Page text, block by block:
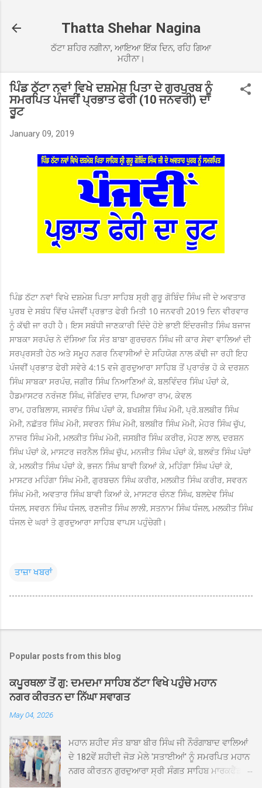
Thatta Shehar Nagina
ਠੱਟਾ ਸ਼ਹਿਰ ਨਗੀਨਾ, ਆਇਆ ਇੱਕ ਦਿਨ, ਰਹਿ ਗਿਆ
ਮਹੀਨਾ।
ਪਿੰਡ ਠੱਟਾ ਨਵਾਂ ਵਿਖੇ ਦਸ਼ਮੇਸ਼ ਪਿਤਾ ਦੇ ਗੁਰਪੁਰਬ ਨੂੰ
ਸਮਰਪਿਤ ਪੰਜਵੀਂ ਪ੍ਰਭਾਤ ਫੇਰੀ (10 ਜਨਵਰੀ) ਦਾ
ਰੂਟ
January 09, 2019
ਪਿੰਡ ਠੱਟਾ ਨਵਾਂ ਵਿਖੇ ਦਸ਼ਮੇਸ਼ ਪਿਤਾ ਸਾਹਿਬ ਸ੍ਰੀ ਗੁਰੂ ਗੋਬਿੰਦ ਸਿੰਘ ਜੀ ਦੇ ਅਵਤਾਰ
ਪੁਰਬ ਦੇ ਸਬੰਧ ਵਿੱਚ ਪੰਜਵੀਂ ਪ੍ਰਭਾਤ ਫੇਰੀ ਮਿਤੀ 10 ਜਨਵਰੀ 2019 ਦਿਨ ਵੀਰਵਾਰ
ਨੂੰ ਕੱਢੀ ਜਾ ਰਹੀ ਹੈ। ਇਸ ਸਬੰਧੀ ਜਾਣਕਾਰੀ ਦਿੰਦੇ ਹੋਏ ਭਾਈ ਇੰਦਰਜੀਤ ਸਿੰਘ ਬਜਾਜ
ਸਾਬਕਾ ਸਰਪੰਚ ਨੇ ਦੱਸਿਆ ਕਿ ਸੰਤ ਬਾਬਾ ਗੁਰਚਰਨ ਸਿੰਘ ਜੀ ਕਾਰ ਸੇਵਾ ਵਾਲਿਆਂ ਦੀ
ਸਰਪ੍ਰਸਤੀ ਹੇਠ ਅਤੇ ਸਮੂਹ ਨਗਰ ਨਿਵਾਸੀਆਂ ਦੇ ਸਹਿਯੋਗ ਨਾਲ ਕੱਢੀ ਜਾ ਰਹੀ ਇਹ
ਪੰਜਵੀਂ ਪ੍ਰਭਾਤ ਫੇਰੀ ਸਵੇਰੇ 4:15 ਵਜੇ ਗੁਰਦੁਆਰਾ ਸਾਹਿਬ ਤੋਂ ਪ੍ਰਾਰੰਭ ਹੋ ਕੇ ਦਰਸ਼ਨ
ਸਿੰਘ ਸਾਬਕਾ ਸਰਪੰਚ, ਜਗੀਰ ਸਿੰਘ ਨਿਆਣਿਆਂ ਕੇ, ਬਲਵਿੰਦਰ ਸਿੰਘ ਪੰਚਾਂ ਕੇ,
ਹੈਡਮਾਸਟਰ ਨਰੰਜਣ ਸਿੰਘ, ਜੋਗਿੰਦਰ ਦਾਸ, ਪਿਆਰਾ ਰਾਮ, ਕੇਵਲ
ਰਾਮ, ਹਰਬਿਲਾਸ, ਜਸਵੰਤ ਸਿੰਘ ਪੰਚਾਂ ਕੇ, ਬਖਸ਼ੀਸ਼ ਸਿੰਘ ਮੋਮੀ, ਪ੍ਰੋ.ਬਲਬੀਰ ਸਿੰਘ
ਮੋਮੀ, ਨਛੱਤਰ ਸਿੰਘ ਮੋਮੀ, ਸਵਰਨ ਸਿੰਘ ਮੋਮੀ, ਬਲਬੀਰ ਸਿੰਘ ਮੋਮੀ, ਮੇਹਰ ਸਿੰਘ ਚੁੱਪ,
ਨਾਜਰ ਸਿੰਘ ਮੋਮੀ, ਮਲਕੀਤ ਸਿੰਘ ਮੋਮੀ, ਜਸਬੀਰ ਸਿੰਘ ਕਰੀਰ, ਮੋਹਣ ਲਾਲ, ਦਰਸ਼ਨ
ਸਿੰਘ ਪੰਚਾਂ ਕੇ, ਮਾਸਟਰ ਜਰਨੈਲ ਸਿੰਘ ਚੁੱਪ, ਮਨਜੀਤ ਸਿੰਘ ਪੰਚਾਂ ਕੇ, ਬਲਵੰਤ ਸਿੰਘ ਪੰਚਾਂ
ਕੇ, ਮਲਕੀਤ ਸਿੰਘ ਪੰਚਾਂ ਕੇ, ਭਜਨ ਸਿੰਘ ਬਾਵੀ ਕਿਆਂ ਕੇ, ਮਹਿੰਗਾ ਸਿੰਘ ਪੰਚਾਂ ਕੇ,
ਮਾਸਟਰ ਮਹਿੰਗਾ ਸਿੰਘ ਮੋਮੀ, ਗੁਰਬਚਨ ਸਿੰਘ ਕਰੀਰ, ਮਲਕੀਤ ਸਿੰਘ ਕਰੀਰ, ਸਵਰਨ
ਸਿੰਘ ਮੋਮੀ, ਅਵਤਾਰ ਸਿੰਘ ਬਾਵੀ ਕਿਆਂ ਕੇ, ਮਾਸਟਰ ਚੰਨਣ ਸਿੰਘ, ਬਲਦੇਵ ਸਿੰਘ
ਧੰਜਲ, ਸਵਰਨ ਸਿੰਘ ਧੰਜਲ, ਰਣਜੀਤ ਸਿੰਘ ਲਾਲੀ, ਸਤਨਾਮ ਸਿੰਘ ਧੰਜਲ, ਮਲਕੀਤ ਸਿੰਘ
ਧੰਜਲ ਦੇ ਘਰਾਂ ਤੋ ਗੁਰਦੁਆਰਾ ਸਾਹਿਬ ਵਾਪਸ ਪਹੁੰਚੇਗੀ।
ਤਾਜ਼ਾ ਖਬਰਾਂ
Popular posts from this blog
ਕਪੂਰਥਲਾ ਤੋਂ ਗੁ: ਦਮਦਮਾ ਸਾਹਿਬ ਠੱਟਾ ਵਿਖੇ ਪਹੁੰਚੇ ਮਹਾਨ
ਨਗਰ ਕੀਰਤਨ ਦਾ ਨਿੱਘਾ ਸਵਾਗਤ
May 04, 2026
ਮਹਾਨ ਸ਼ਹੀਦ ਸੰਤ ਬਾਬਾ ਬੀਰ ਸਿੰਘ ਜੀ ਨੌਰੰਗਾਬਾਦ ਵਾਲਿਆਂ
ਦੇ 182ਵੇਂ ਸ਼ਹੀਦੀ ਜੋੜ ਮੇਲੇ 'ਸਤਾਈਆਂ' ਨੂੰ ਸਮਰਪਿਤ ਮਹਾਨ
ਨਗਰ ਕੀਰਤਨ ਗੁਰਦੁਆਰਾ ਸ੍ਰੀ ਸੰਗਤ ਸਾਹਿਬ ਮਾਰਕਫੈੱਡ